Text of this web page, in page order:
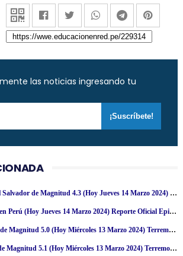
las noticias ingresando tu
Fuerte Sismo en El Salvador de Magnitud 4.3 (Hoy Jueves 14 Marzo 2024) Terremoto Temblor Epicentro - San Salvador - USGS
ÚLTIMO SISMO en Perú (Hoy Jueves 14 Marzo 2024) Reporte Oficial Epicentro IGP
Temblor en Tacna de Magnitud 5.0 (Hoy Miércoles 13 Marzo 2024) Terremoto - Sismo - Epicentro - Calana - IGP - www·igp·gob·pe
Temblor en Chile de Magnitud 5.1 (Hoy Miércoles 13 Marzo 2024) Terremoto Sismo Epicentro - Putre - Arica - Parinacota - ONEMI - SENAPRED [ACTUALIZADO]